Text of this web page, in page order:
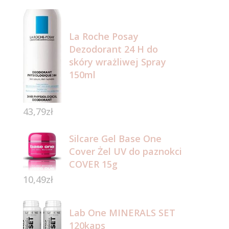
La Roche Posay
Dezodorant 24 H do
skóry wrażliwej Spray
150ml
43,79zł
Silcare Gel Base One
Cover Żel UV do paznokci
COVER 15g
10,49zł
Lab One MINERALS SET
120kaps